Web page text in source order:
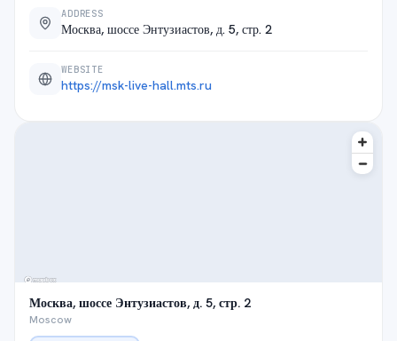
Москва, шоссе Энтузиастов, д. 5, стр. 2
Moscow
ADDRESS
Москва, шоссе Энтузиастов, д. 5, стр. 2
WEBSITE
https://msk-live-hall.mts.ru